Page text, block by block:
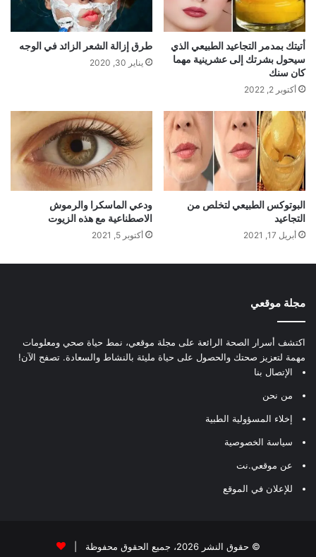
أتيتك بمدمر التجاعيد الطبيعي الذي
سيحول بشرتك إلى عشرينية مهما
كان سنك
أكتوبر 2, 2022
طرق إزالة الشعر الزائد في الوجه
يناير 30, 2020
البوتوكس الطبيعي لتخلص من
التجاعيد
أبريل 17, 2021
ودعي الماسكرا والرموش
الاصطناعية مع هذه الزيوت
أكتوبر 5, 2021
مجلة موقعي
اكتشف أسرار الصحة الرائعة على مجلة موقعي، نمط حياة صحي ومعلومات
مهمة لتعزيز صحتك والحصول على حياة مليئة بالنشاط والسعادة. تصفح الآن!
الإتصال بنا
من نحن
إخلاء المسؤولية الطبية
سياسة الخصوصية
عن موقعي.نت
للإعلان في الموقع
© حقوق النشر 2026، جميع الحقوق محفوظة |